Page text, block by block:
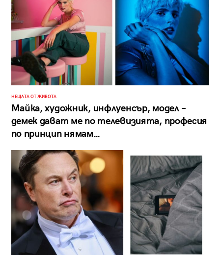
НЕЩАТА ОТ ЖИВОТА
Майка, художник, инфлуенсър, модел –
демек дават ме по телевизията, професия
по принцип нямам…